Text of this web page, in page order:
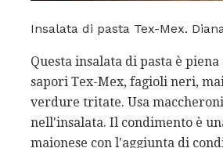
Insalata di pasta Tex-Mex.
Questa insalata di pasta è
sapori Tex-Mex, fagioli neri,
verdure tritate. Usa
nell'insalata. Il condimento è
maionese con l'aggiunta di